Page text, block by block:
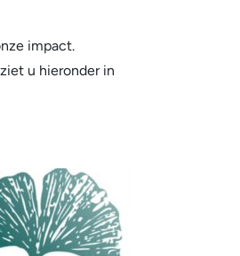
impact.
u hieronder in